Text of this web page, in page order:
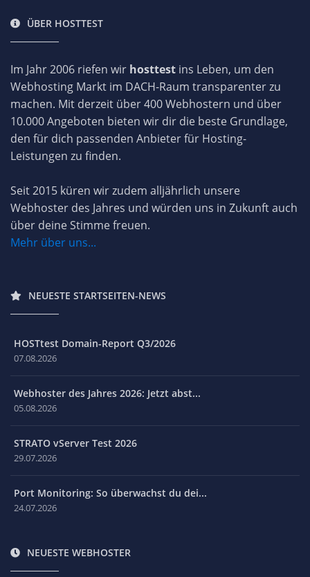
ÜBER HOSTTEST
Im Jahr 2006 riefen wir hosttest ins Leben, um den
Webhosting Markt im DACH-Raum transparenter zu
machen. Mit derzeit über 400 Webhostern und über
10.000 Angeboten bieten wir dir die beste Grundlage,
den für dich passenden Anbieter für Hosting-
Leistungen zu finden.
Seit 2015 küren wir zudem alljährlich unsere
Webhoster des Jahres und würden uns in Zukunft auch
über deine Stimme freuen.
Mehr über uns...
NEUESTE STARTSEITEN-NEWS
HOSTtest Domain-Report Q3/2026
07.08.2026
Webhoster des Jahres 2026: Jetzt abst...
05.08.2026
STRATO vServer Test 2026
29.07.2026
Port Monitoring: So überwachst du dei...
24.07.2026
NEUESTE WEBHOSTER